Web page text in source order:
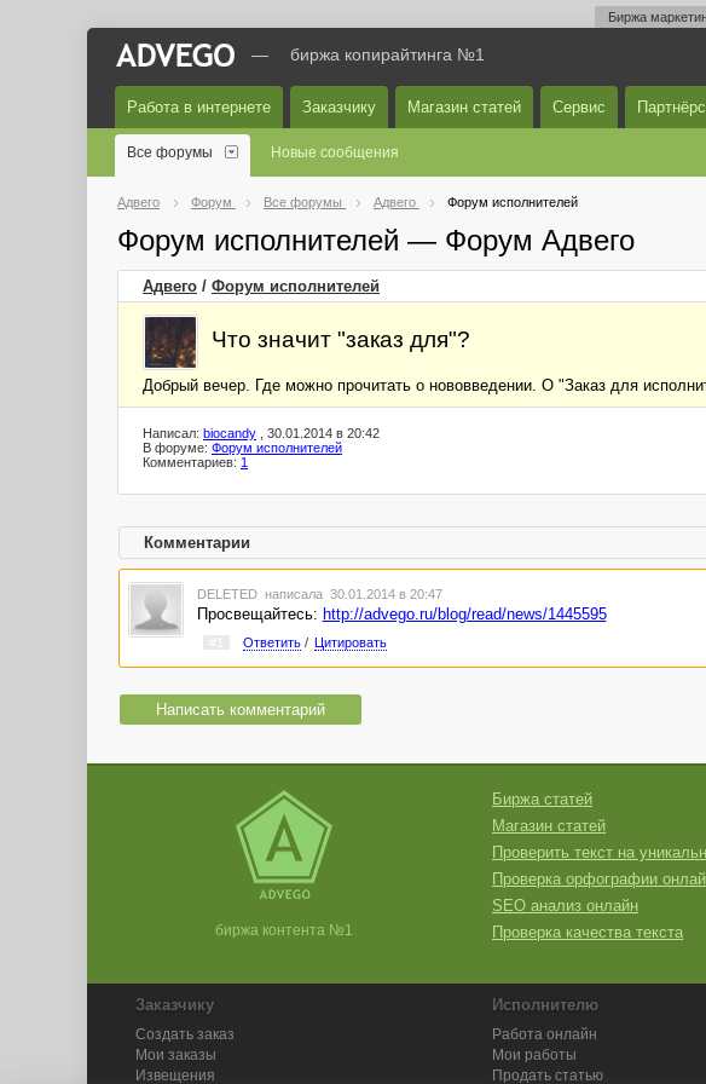
Биржа
— биржа копирайтинга №1
Работа в интернете Заказчику Магазин статей Сервис
Все форумы Новые сообщения
Адвего Форум Все форумы Адвего Форум исполнителей
Форум исполнителей — Форум Адвего
Адвего / Форум исполнителей
Что значит "заказ для"?
Добрый вечер. Где можно прочитать о нововведении. О "Заказ для
Написал: biocandy , 30.01.2014 в 20:42
В форуме: Форум исполнителей
Комментариев: 1
Комментарии
DELETED написала 30.01.2014 в 20:47
Просвещайтесь: http://advego.ru/blog/read/news/1445595
Ответить/ Цитировать
Написать комментарий
биржа контента №1
Биржа статей
Магазин статей
Проверить текст на
Проверка орфографии
SEO анализ онлайн
Проверка качества текста
Заказчику
Создать заказ
Мои заказы
Извещения
Исполнителю
Работа онлайн
Мои работы
Продать статью